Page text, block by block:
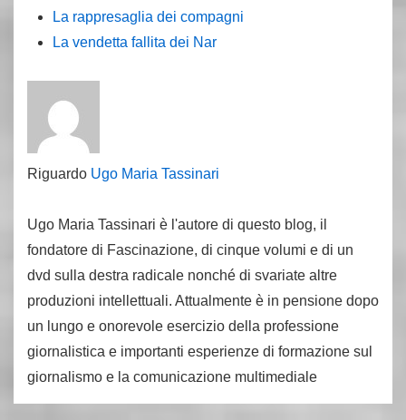
La rappresaglia dei compagni
La vendetta fallita dei Nar
Riguardo Ugo Maria Tassinari
Ugo Maria Tassinari è l'autore di questo blog, il
fondatore di Fascinazione, di cinque volumi e di un
dvd sulla destra radicale nonché di svariate altre
produzioni intellettuali. Attualmente è in pensione dopo
un lungo e onorevole esercizio della professione
giornalistica e importanti esperienze di formazione sul
giornalismo e la comunicazione multimediale